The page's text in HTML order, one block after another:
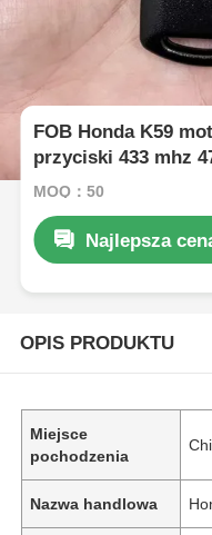
FOB Honda K59
przyciski 433 mhz
MOQ：50
Najlepsza
OPIS PRODUKTU
Miejsce
pochodzenia
Nazwa handlowa